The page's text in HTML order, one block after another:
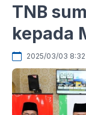
TNB
kepada
2025/03/03 8:32